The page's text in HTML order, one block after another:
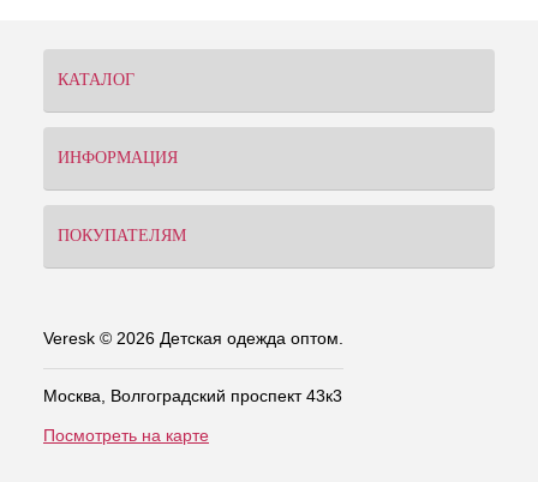
КАТАЛОГ
ИНФОРМАЦИЯ
ПОКУПАТЕЛЯМ
Veresk © 2026 Детская одежда оптом.
Москва, Волгоградский проспект 43к3
Посмотреть на карте